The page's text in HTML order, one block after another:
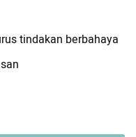
tindakan berbahaya